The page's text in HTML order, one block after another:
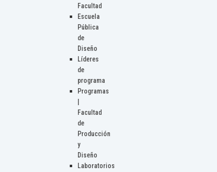
Facultad
Escuela
Pública
de
Diseño
Líderes
de
programa
Programas
Facultad
de
Producción
y
Diseño
Laboratorios